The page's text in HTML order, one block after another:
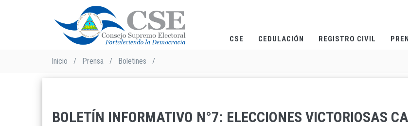
CSE CEDULACIÓN REGISTRO CIVIL
Sobrescribir
la
Inicio / Prensa / Boletines /
BOLETÍN INFORMATIVO N°7: ELECCIONES VICTORIOSAS